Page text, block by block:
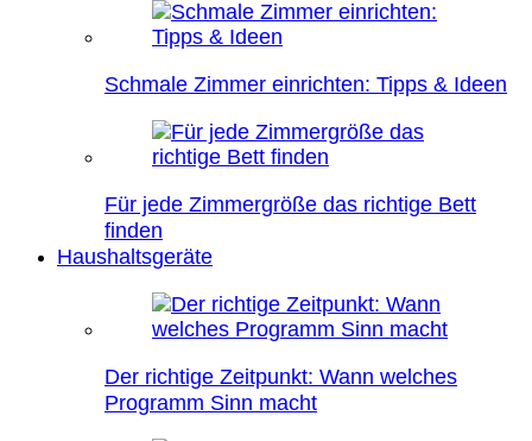
Schmale Zimmer einrichten: Tipps & Ideen
Für jede Zimmergröße das richtige Bett
finden
Haushaltsgeräte
Der richtige Zeitpunkt: Wann welches
Programm Sinn macht